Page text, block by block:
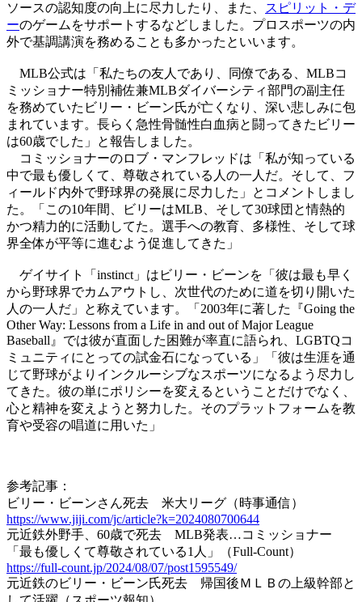
ソースの認知度の向上に尽力したり、また、
スピリット・デ
ーのゲームをサポートするなどしました。プロスポーツの内
外で基調講演を務めることも多かったといいます。
MLB公式は「私たちの友人であり、同僚である、MLBコ
ミッショナー特別補佐兼MLBダイバーシティ部門の副主任
を務めていたビリー・ビーン氏が亡くなり、深い悲しみに包
まれています。長らく急性骨髄性白血病と闘ってきたビリー
は60歳でした」と報告しました。
コミッショナーのロブ・マンフレッドは「私が知っている
中で最も優しくて、尊敬されている人の一人だ。そして、フ
ィールド内外で野球界の発展に尽力した」とコメントしまし
た。「この10年間、ビリーはMLB、そして30球団と情熱的
かつ精力的に活動してた。選手への教育、多様性、そして球
界全体が平等に進むよう促進してきた」
ゲイサイト「instinct」はビリー・ビーンを「彼は最も早く
から野球界でカムアウトし、次世代のために道を切り開いた
人の一人だ」と称えています。「2003年に著した『Going the
Other Way: Lessons from a Life in and out of Major League
Baseball』では彼が直面した困難が率直に語られ、LGBTQコ
ミュニティにとっての試金石になっている」「彼は生涯を通
じて野球がよりインクルーシブなスポーツになるよう尽力し
てきた。彼の単にポリシーを変えるということだけでなく、
心と精神を変えようと努力した。そのプラットフォームを教
育や受容の唱道に用いた」
参考記事：
ビリー・ビーンさん死去 米大リーグ（時事通信）
https://www.jiji.com/jc/article?k=2024080700644
元近鉄外野手、60歳で死去 MLB発表…コミッショナー
「最も優しくて尊敬されている1人」（Full-Count）
https://full-count.jp/2024/08/07/post1595549/
元近鉄のビリー・ビーン氏死去 帰国後ＭＬＢの上級幹部と